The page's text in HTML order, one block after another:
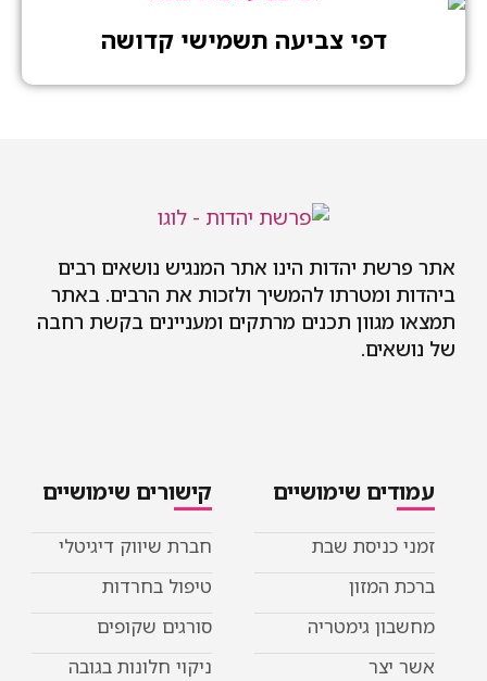
דפי צביעה תשמישי קדושה
יהדות הינו אתר המנגיש נושאים רבים
להמשיך ולזכות את הרבים. באתר
תכנים מרתקים ומעניינים בקשת רחבה
שימושיים
שבת
גימטריה
קישורים שימושיים
חברת שיווק דיגיטלי
טיפול בחרדות
סורגים שקופים
ניקוי חלונות בגובה